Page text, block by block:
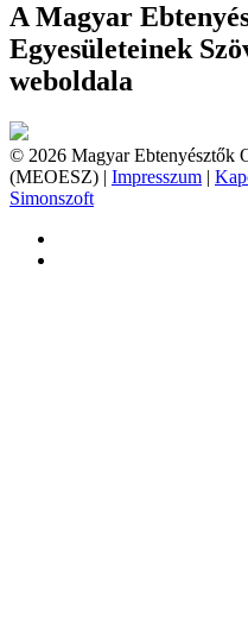
A Magyar
Egyesületeinek
weboldala
© 2026 Magyar Ebtenyésztők
(MEOESZ) | Impresszum |
Simonszoft